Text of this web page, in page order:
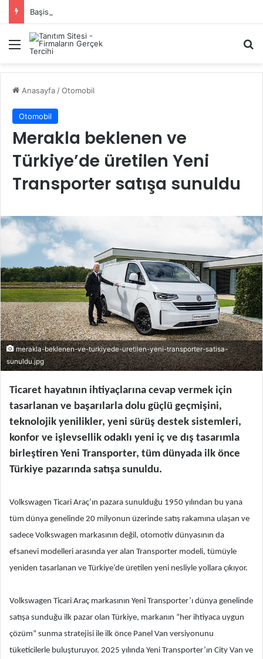
Başiskele Acil Çilingir Hizmeti İçin Doğru Adres Neresi?
Menü
Anasayfa /Otomobil
Otomobil
Merakla beklenen ve
Türkiye’de üretilen Yeni
Transporter satışa sunuldu
merakla-beklenen-ve-turkiyede-uretilen-yeni-transporter-satisa-
sunuldu.jpg
Ticaret hayatının ihtiyaçlarına cevap vermek için
tasarlanan ve başarılarla dolu güçlü geçmişini,
teknolojik yenilikler, yeni sürüş destek sistemleri,
konfor ve işlevsellik odaklı yeni iç ve dış tasarımla
birleştiren Yeni Transporter, tüm dünyada ilk önce
Türkiye pazarında satışa sunuldu.
Volkswagen Ticari Araç’ın pazara sunulduğu 1950 yılından bu yana
tüm dünya genelinde 20 milyonun üzerinde satış rakamına ulaşan ve
sadece Volkswagen markasının değil, otomotiv dünyasının da
efsanevi modelleri arasında yer alan Transporter modeli, tümüyle
yeniden tasarlanan ve Türkiye’de üretilen yeni nesliyle yollara çıkıyor.
Volkswagen Ticari Araç markasının Yeni Transporter’ı dünya genelinde
satışa sunduğu ilk pazar olan Türkiye, markanın “her ihtiyaca uygun
çözüm” sunma stratejisi ile ilk önce Panel Van versiyonunu
tüketicilerle buluşturuyor. 2025 yılında Yeni Transporter’ın City Van ve